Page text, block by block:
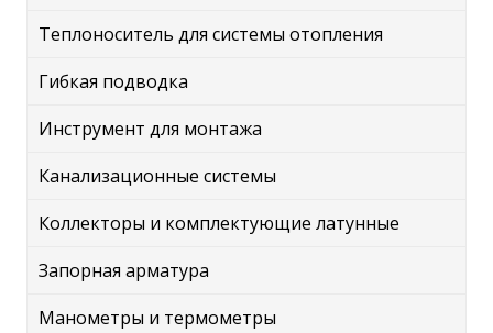
Теплоноситель для системы отопления
Гибкая подводка
Инструмент для монтажа
Канализационные системы
Коллекторы и комплектующие латунные
Запорная арматура
Манометры и термометры